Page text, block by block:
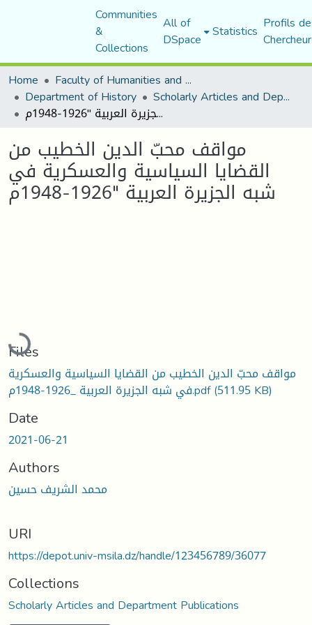
Communities
&
Collections
All of
DSpace Statistics Profils
Home
Faculty of Humanities and Social Sciences
Department of History Scholarly Articles and Department Publications
مواقف محبّ الدين الخطيب من القضايا السياسية والعسكرية في شبه الجزيرة العربية "1926-1948م
مواقف محبّ الدين الخطيب من
القضايا السياسية والعسكرية في
شبه الجزيرة العربية "1926-1948م
Files
مواقف محبّ الدين الخطيب من القضايا السياسية والعسكرية
في شبه الجزيرة العربية _1926-1948م.pdf(511.95 KB)
Date
2021-06-21
Authors
محمد الشريف حسين
URI
https://depot.univ-msila.dz/handle/123456789/36077
Collections
Scholarly Articles and Department Publications